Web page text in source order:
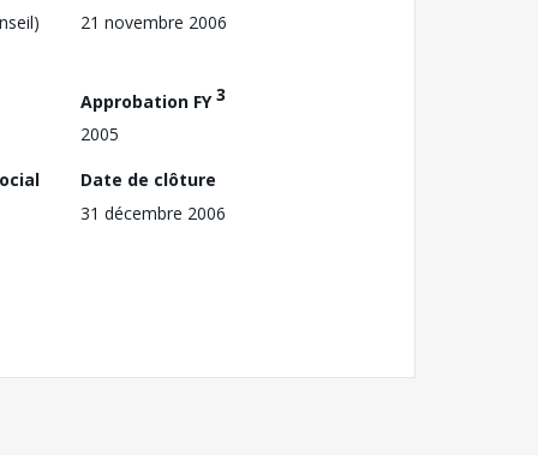
21 novembre 2006
Approbation FY3
2005
Date de clôture
31 décembre 2006